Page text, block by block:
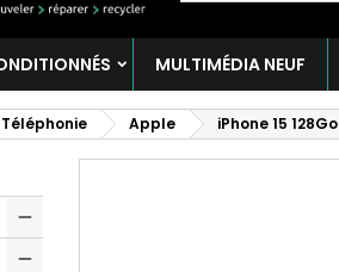
MULTIMÉDIA NEUF
Téléphonie Apple iPhone 15 128Go